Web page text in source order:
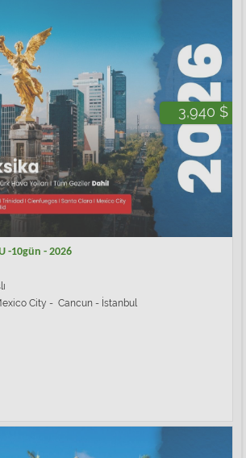
3,940 $
-10gün - 2026
City - Cancun - İstanbul